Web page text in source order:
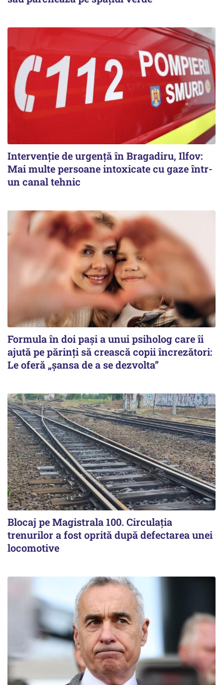
Intervenție de urgență în Bragadiru, Ilfov:
Mai multe persoane intoxicate cu gaze într-
un canal tehnic
Formula în doi pași a unui psiholog care îi
ajută pe părinți să crească copii încrezători:
Le oferă „șansa de a se dezvolta”
Blocaj pe Magistrala 100. Circulația
trenurilor a fost oprită după defectarea unei
locomotive